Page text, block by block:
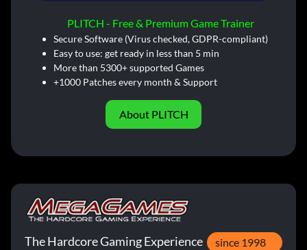
PLITCH - Free & Premium Game Trainer
Secure Software (Virus checked, GDPR-compliant)
Easy to use: get ready in less than 5 min
More than 5300+ supported Games
+1000 Patches every month & Support
About PLITCH
The Hardcore Gaming Experience since 1998